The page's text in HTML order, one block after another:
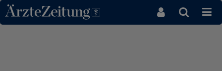
Direkt zum Inhaltsbereich